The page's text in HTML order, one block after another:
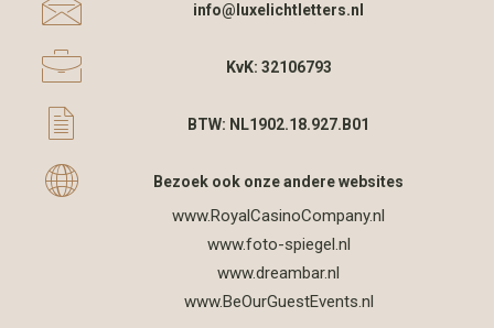
info@luxelichtletters.nl
KvK: 32106793
BTW: NL1902.18.927.B01
Bezoek ook onze andere websites
www.RoyalCasinoCompany.nl
www.foto-spiegel.nl
www.dreambar.nl
www.BeOurGuestEvents.nl